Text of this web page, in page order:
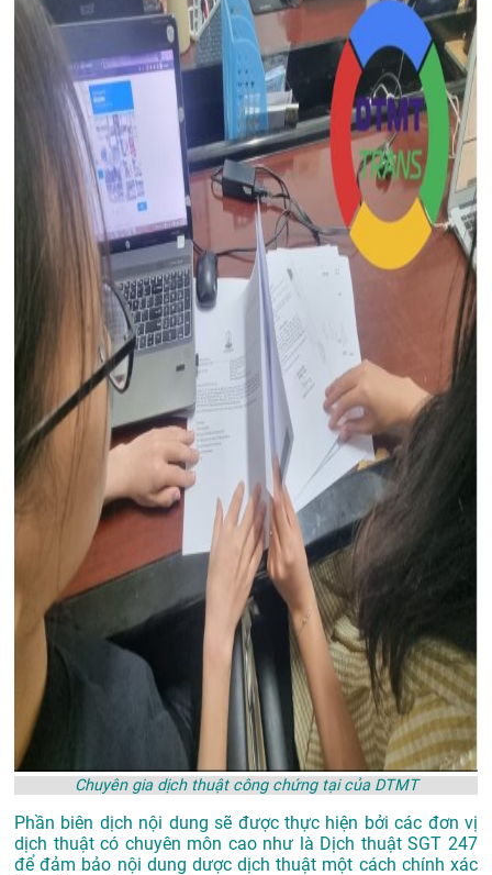
Chuyên gia dịch thuật công chứng tại của DTMT
Phần biên dịch nội dung sẽ được thực hiện bởi các đơn vị
dịch thuật có chuyên môn cao như là Dịch thuật SGT 247
để đảm bảo nội dung dược dịch thuật một cách chính xác